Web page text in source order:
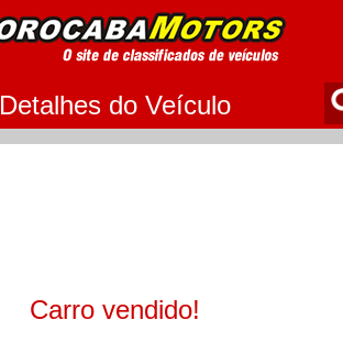
Detalhes do Veículo
Carro vendido!